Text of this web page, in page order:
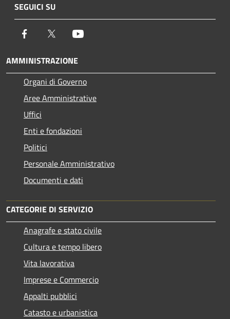
SEGUICI SU
Facebook Twitter
AMMINISTRAZIONE
Organi di Governo
Aree Amministrative
Uffici
Enti e fondazioni
Politici
Personale Amministrativo
Documenti e dati
CATEGORIE DI SERVIZIO
Anagrafe e stato civile
Cultura e tempo libero
Vita lavorativa
Imprese e Commercio
Appalti pubblici
Catasto e urbanistica